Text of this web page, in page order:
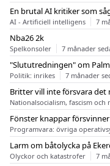
En brutal AI kritiker som
AI - Artificiell intelligens 7
Nba26 2k
Spelkonsoler 7 månader
"Slututredningen" om
Politik: inrikes 7 månader
Britter vill inte försvara
Nationalsocialism, fascism och
Fönster knappar
Programvara: övriga
Larm om båtolycka på
Olyckor och katastrofer 7